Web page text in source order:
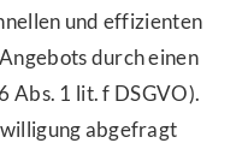
und effizienten
durch einen
Abs. 1 lit. f DSGVO).
abgefragt